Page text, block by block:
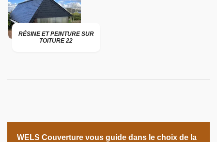
RÉSINE ET PEINTURE SUR
TOITURE 22
WELS Couverture vous guide dans le choix de la